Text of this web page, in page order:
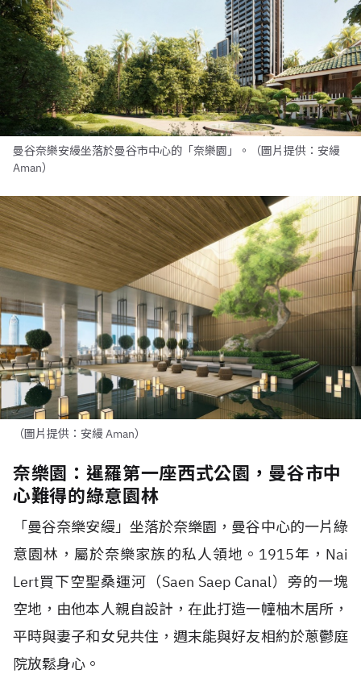
曼谷奈樂安縵坐落於曼谷市中心的「奈樂園」。（圖片提供：安縵
Aman）
（圖片提供：安縵 Aman）
奈樂園：暹羅第一座西式公園，曼谷市中
心難得的綠意園林
「曼谷奈樂安縵」坐落於奈樂園，曼谷中心的一片綠
意園林，屬於奈樂家族的私人領地。1915年，Nai
Lert買下空聖桑運河（Saen Saep Canal）旁的一塊
空地，由他本人親自設計，在此打造一幢柚木居所，
平時與妻子和女兒共住，週末能與好友相約於蔥鬱庭
院放鬆身心。